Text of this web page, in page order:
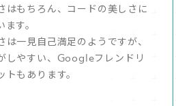
はもちろん、コードの美しさに
す。
は一見自己満足のようですが、
しやすい、Googleフレンドリ
もあります。